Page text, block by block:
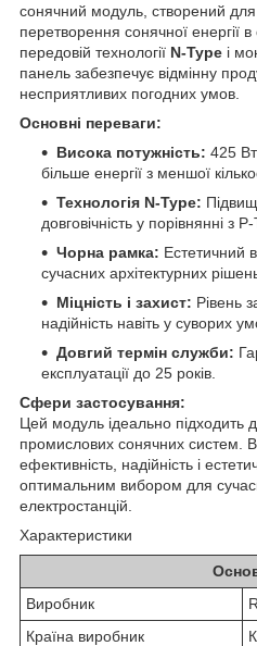
сонячний модуль, створений
перетворення сонячної енергії
передовій технології N-Type і
панель забезпечує відмінну
несприятливих погодних умов.
Основні переваги:
Висока потужність: 425
більше енергії з меншої
Технологія N-Type:
довговічність у порівнянні з
Чорна рамка: Естетичний
сучасних архітектурних
Міцність і захист: Рівень
надійність навіть у суворих
Довгий термін служби:
експлуатації до 25 років.
Сфери застосування:
Цей модуль ідеально підходить
промислових сонячних систем.
ефективність, надійність і
оптимальним вибором для
електростанцій.
Характеристики
Виробник
Країна виробник